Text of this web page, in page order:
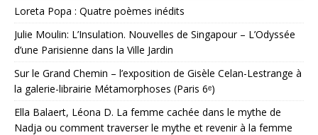
Loreta Popa : Quatre poèmes inédits
Julie Moulin: L’Insulation. Nouvelles de Singapour – L’Odyssée
d’une Parisienne dans la Ville Jardin
Sur le Grand Chemin – l’exposition de Gisèle Celan-Lestrange à
la galerie-librairie Métamorphoses (Paris 6ᵉ)
Ella Balaert, Léona D. La femme cachée dans le mythe de
Nadja ou comment traverser le mythe et revenir à la femme